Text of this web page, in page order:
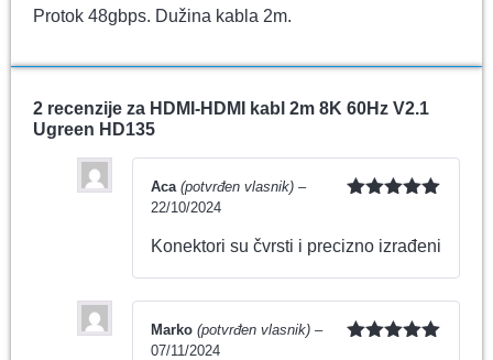
Protok 48gbps. Dužina kabla 2m.
2 recenzije za HDMI-HDMI kabl 2m 8K 60Hz V2.1
Ugreen HD135
Aca (potvrđen vlasnik) –
22/10/2024
Konektori su čvrsti i precizno izrađeni
Marko (potvrđen vlasnik) –
07/11/2024